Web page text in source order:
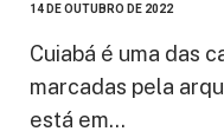
14 DE OUTUBRO DE 2022
Cuiabá é uma das
marcadas pela
está em…